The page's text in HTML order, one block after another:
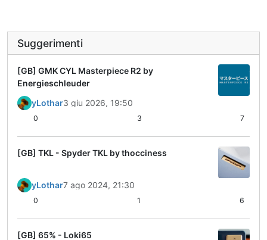
Suggerimenti
[GB] GMK CYL Masterpiece R2 by
Energieschleuder
yLothar3 giu 2026, 19:50
0 3 7
[GB] TKL - Spyder TKL by thocciness
yLothar7 ago 2024, 21:30
0 1 6
[GB] 65% - Loki65